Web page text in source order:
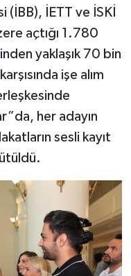
(İBB), İETT ve İSKİ
açtığı 1.780
yaklaşık 70 bin
işe alım
her adayın
sesli kayıt